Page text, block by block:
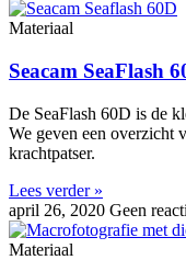
Materiaal
Seacam SeaFlash
De SeaFlash 60D is de
We geven een overzicht
krachtpatser.
Lees verder »
april 26, 2020 Geen
Materiaal